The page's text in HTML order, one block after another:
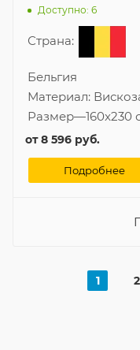
Доступно: 6
Страна:
Бельгия
Материал:
Размер—160x230
от8 596 руб.
Подробнее
1 2